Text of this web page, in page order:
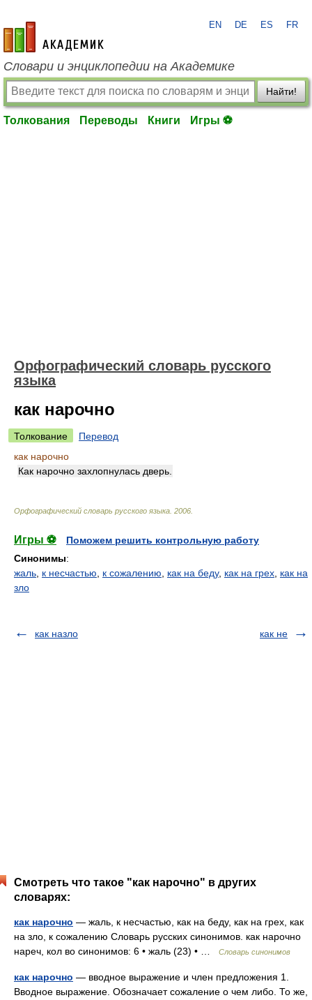
academic.ru
EN DE ES FR
Словари и энциклопедии на Академике
Найти!
Толкования Переводы Книги Игры ⚽
Орфографический словарь русского
языка
как нарочно
Толкование
Перевод
как нарочно
Как нарочно захлопнулась дверь.
Орфографический словарь русского языка 2006
Игры ⚽
Поможем решить контрольную работу
Синонимы:
жаль к несчастью к сожалению как на беду, как на грех как на
зло
как назло как не
Смотреть что такое "как нарочно" в других
словарях:
как нарочно — жаль, к несчастью, как на беду, как на грех, как
на зло, к сожалению Словарь русских синонимов. как нарочно
нареч, кол во синонимов: 6 • жаль (23) • …
Словарь синонимов
как нарочно — вводное выражение и член предложения 1.
Вводное выражение. Обозначает сожаление о чем либо. То же,